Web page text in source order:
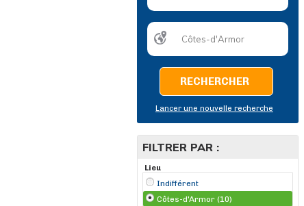
RECHERCHER
Lancer une nouvelle recherche
FILTRER PAR :
Lieu
Indifférent
Côtes-d'Armor (10)